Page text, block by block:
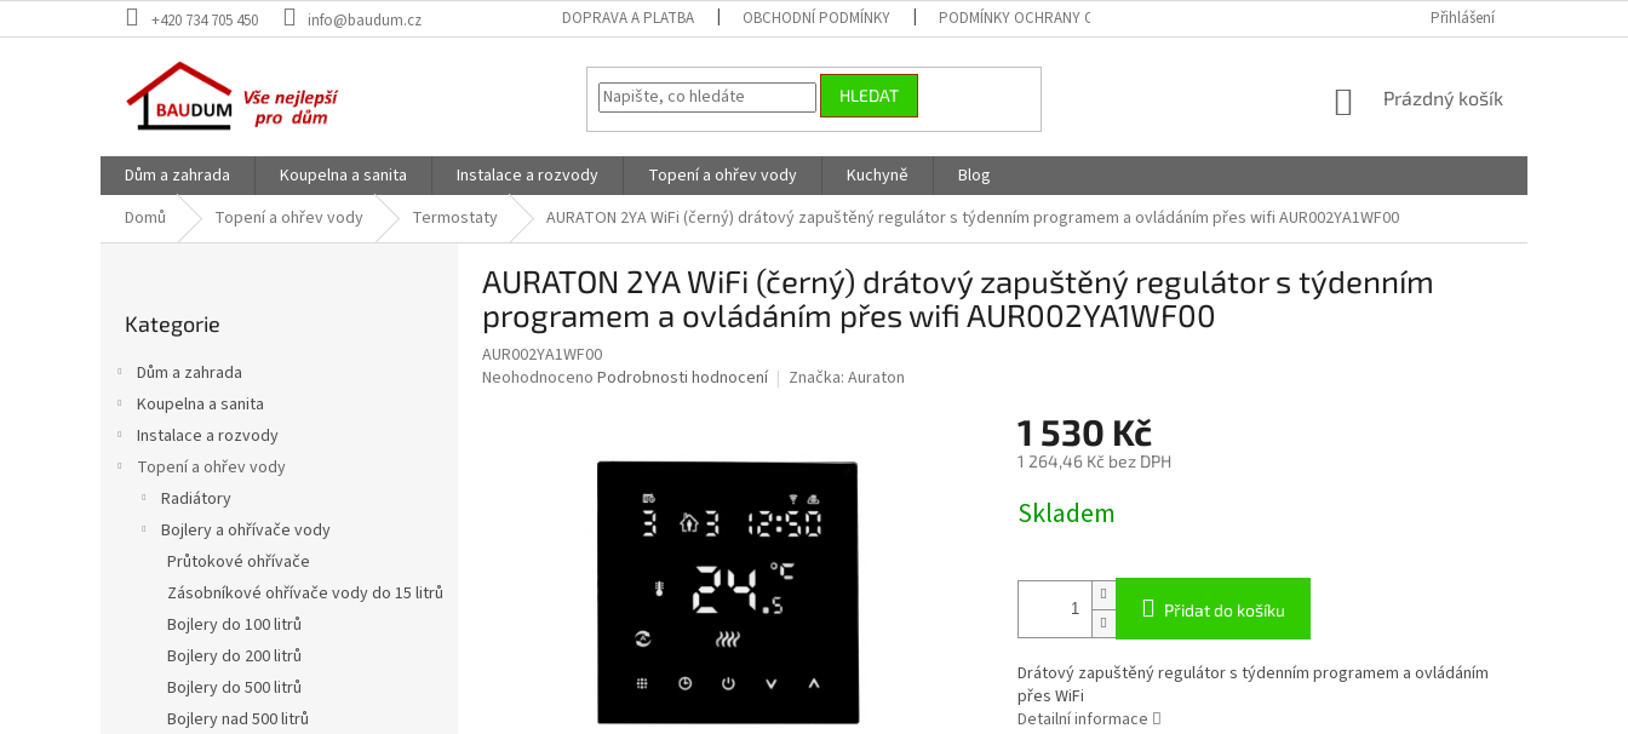
na
+420 734 705 450 info@baudum.cz DOPRAVA A PLATBA OBCHODNÍ PODMÍNKY PODMÍNKY OCHRANY OSOBNÍCH ÚDAJŮ Přihlášení
HLEDAT
NÁKUPNÍ
Prázdný košík
Dům a zahrada Koupelna a sanita Instalace a rozvody Topení a ohřev vody Kuchyně
Blog
Domů
Topení a ohřev vody Termostaty AURATON 2YA WiFi (černý) drátový zapuštěný regulátor s týdenním programem a ovládáním přes wifi AUR002YA1WF00
kategorie
Kategorie
Dům a zahrada
Koupelna a sanita
Instalace a rozvody
Topení a ohřev vody
Radiátory
Bojlery a ohřívače vody
Průtokové ohřívače
Zásobníkové ohřívače vody do 15 litrů
Bojlery do 100 litrů
Bojlery do 200 litrů
Bojlery do 500 litrů
Bojlery nad 500 litrů
AURATON 2YA WiFi (černý) drátový zapuštěný regulátor s týdenním
programem a ovládáním přes wifi AUR002YA1WF00
AUR002YA1WF00
Průměrné
Neohodnoceno Podrobnosti hodnocení Značka: Auraton
1 530 Kč
1 264,46 Kč bez DPH
cena:
Skladem
Přidat do košíku
Drátový zapuštěný regulátor s týdenním programem a ovládáním
přes WiFi
Detailní informace